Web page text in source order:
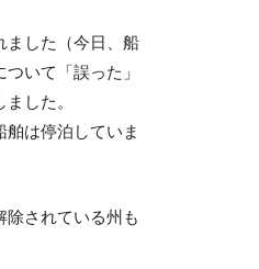
ました（今日、船
いて「誤った」
した。
は停泊していま
除されている州も